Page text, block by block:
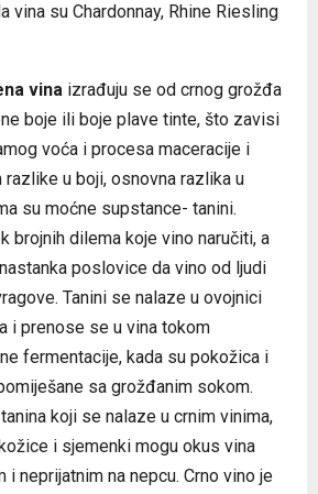
vina su Chardonnay, Rhine Riesling
vina izrađuju se od crnog grožđa
boje ili boje plave tinte, što zavisi
voća i procesa maceracije i
u boji, osnovna razlika u
su moćne supstance- tanini.
brojnih dilema koje vino naručiti, a
poslovice da vino od ljudi
Tanini se nalaze u ovojnici
i prenose se u vina tokom
fermentacije, kada su pokožica i
sa grožđanim sokom.
koji se nalaze u crnim vinima,
i sjemenki mogu okus vina
i neprijatnim na nepcu. Crno vino je